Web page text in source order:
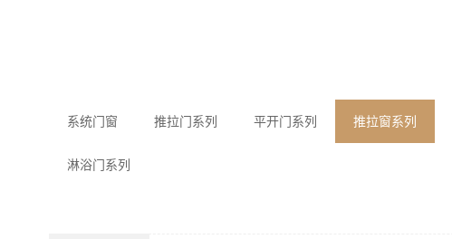
系统门窗 推拉门系列 平开门系列 推拉窗系列
淋浴门系列